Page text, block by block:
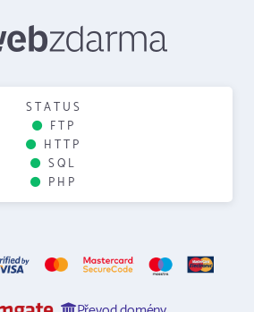
STATUS
FTP
HTTP
SQL
PHP